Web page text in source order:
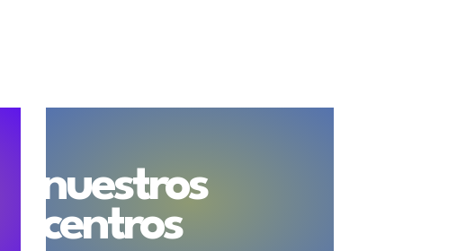
nuestros
centros